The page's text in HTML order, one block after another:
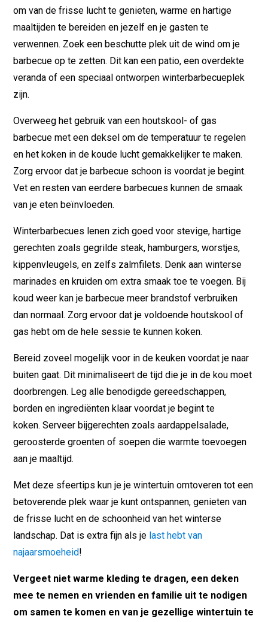
om van de frisse lucht te genieten, warme en hartige
maaltijden te bereiden en jezelf en je gasten te
verwennen. Zoek een beschutte plek uit de wind om je
barbecue op te zetten. Dit kan een patio, een overdekte
veranda of een speciaal ontworpen winterbarbecueplek
zijn.
Overweeg het gebruik van een houtskool- of gas
barbecue met een deksel om de temperatuur te regelen
en het koken in de koude lucht gemakkelijker te maken.
Zorg ervoor dat je barbecue schoon is voordat je begint.
Vet en resten van eerdere barbecues kunnen de smaak
van je eten beïnvloeden.
Winterbarbecues lenen zich goed voor stevige, hartige
gerechten zoals gegrilde steak, hamburgers, worstjes,
kippenvleugels, en zelfs zalmfilets. Denk aan winterse
marinades en kruiden om extra smaak toe te voegen. Bij
koud weer kan je barbecue meer brandstof verbruiken
dan normaal. Zorg ervoor dat je voldoende houtskool of
gas hebt om de hele sessie te kunnen koken.
Bereid zoveel mogelijk voor in de keuken voordat je naar
buiten gaat. Dit minimaliseert de tijd die je in de kou moet
doorbrengen. Leg alle benodigde gereedschappen,
borden en ingrediënten klaar voordat je begint te
koken. Serveer bijgerechten zoals aardappelsalade,
geroosterde groenten of soepen die warmte toevoegen
aan je maaltijd.
Met deze sfeertips kun je je wintertuin omtoveren tot een
betoverende plek waar je kunt ontspannen, genieten van
de frisse lucht en de schoonheid van het winterse
landschap. Dat is extra fijn als je last hebt van
najaarsmoeheid!
Vergeet niet warme kleding te dragen, een deken
mee te nemen en vrienden en familie uit te nodigen
om samen te komen en van je gezellige wintertuin te